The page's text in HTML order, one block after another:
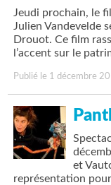
Jeudi prochain, le
Julien Vandevelde
Drouot. Ce film
l’accent sur le
Publié le 1 décembre
et
représentation